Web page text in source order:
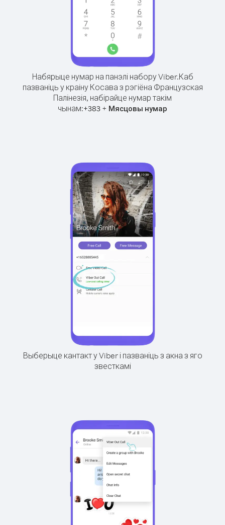
Набярыце нумар на панэлі набору Viber.Каб
пазваніць у краіну Косава з рэгіёна Французская
Палінезія, набірайце нумар такім
чынам:+383 + Мясцовы нумар
Выберыце кантакт у Viber і пазваніць з акна з яго
звесткамі